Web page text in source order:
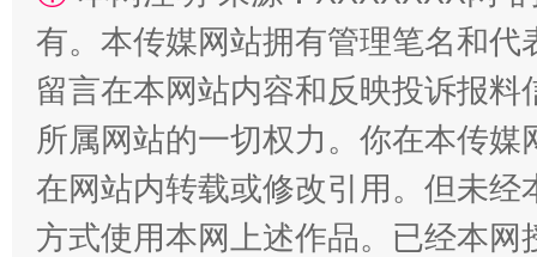
阿坝州三大球赛在茂县开幕 规模
有。本传媒网站拥有管理笔名和
留言在本网站内容和反映投诉报
所属网站的一切权力。你在本传
在网站内转载或修改引用。但未
方式使用本网上述作品。已经本